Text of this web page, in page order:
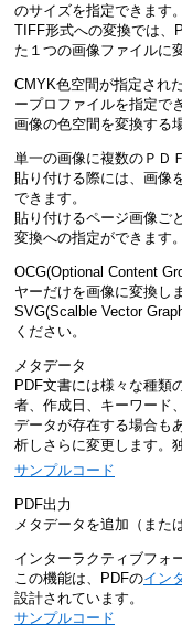
のサイズを指定できます。
TIFF形式への変換では、
た１つの画像ファイルに
CMYK色空間が指定され
ープロファイルを指定で
画像の色空間を変換する
単一の画像に複数のＰＤ
貼り付ける際には、画像
できます。
貼り付けるページ画像ご
変換への指定ができます。
OCG(Optional Content
ヤーだけを画像に変換し
SVG(Scalble Vector
ください。
メタデータ
PDF文書には様々な種類
者、作成日、キーワード
データが存在する場合も
析しさらに変更します。
サンプルコード
PDF出力
メタデータを追加（また
インターラクティブフォ
この機能は、PDFのイン
設計されています。
サンプルコード